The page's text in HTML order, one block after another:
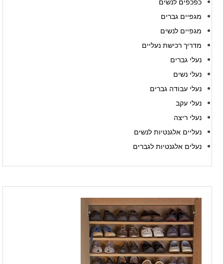
מגפיים גברים
מגפיים לנשים
מדריך רכישת נעליים
נעלי גברים
נעלי נשים
נעלי עבודה גברים
נעלי עקב
נעלי ריצה
נעליים אלגנטיות לנשים
נעלים אלגנטיות לגברים